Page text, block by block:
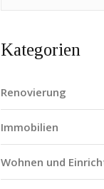
Kategorien
Renovierung
Immobilien
Wohnen und